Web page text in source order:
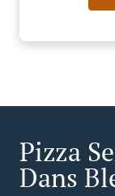
Pizza
Dans